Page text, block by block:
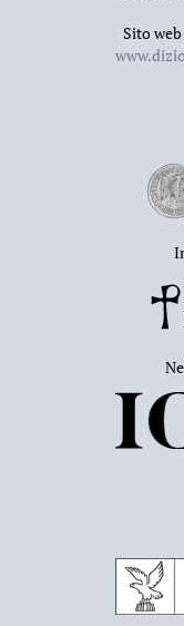
Sito web